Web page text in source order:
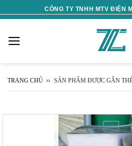
to
CÔNG TY TNHH MTV ĐIỆN
TRANG CHỦ SẢN PHẨM ĐƯỢC GẮN